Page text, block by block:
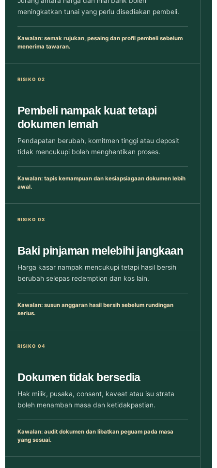
meningkatkan tunai yang perlu disediakan pembeli.
Kawalan: semak rujukan, pesaing dan profil pembeli sebelum
menerima tawaran.
RISIKO 02
Pembeli nampak kuat tetapi
dokumen lemah
Pendapatan berubah, komitmen tinggi atau deposit
tidak mencukupi boleh menghentikan proses.
Kawalan: tapis kemampuan dan kesiapsiagaan dokumen lebih
awal.
RISIKO 03
Baki pinjaman melebihi jangkaan
Harga kasar nampak mencukupi tetapi hasil bersih
berubah selepas redemption dan kos lain.
Kawalan: susun anggaran hasil bersih sebelum rundingan
serius.
RISIKO 04
Dokumen tidak bersedia
Hak milik, pusaka, consent, kaveat atau isu strata
boleh menambah masa dan ketidakpastian.
Kawalan: audit dokumen dan libatkan peguam pada masa
yang sesuai.